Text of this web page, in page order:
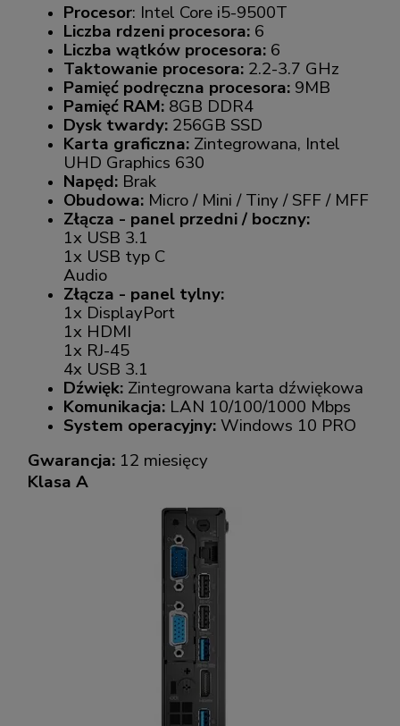
Procesor: Intel Core i5-9500T
Liczba rdzeni procesora: 6
Liczba wątków procesora: 6
Taktowanie procesora: 2.2-3.7 GHz
Pamięć podręczna procesora: 9MB
Pamięć RAM: 8GB DDR4
Dysk twardy: 256GB SSD
Karta graficzna: Zintegrowana, Intel
UHD Graphics 630
Napęd: Brak
Obudowa: Micro / Mini / Tiny / SFF / MFF
Złącza - panel przedni / boczny:
1x USB 3.1
1x USB typ C
Audio
Złącza - panel tylny:
1x DisplayPort
1x HDMI
1x RJ-45
4x USB 3.1
Dźwięk: Zintegrowana karta dźwiękowa
Komunikacja: LAN 10/100/1000 Mbps
System operacyjny:Windows 10 PRO
Gwarancja: 12 miesięcy
Klasa A